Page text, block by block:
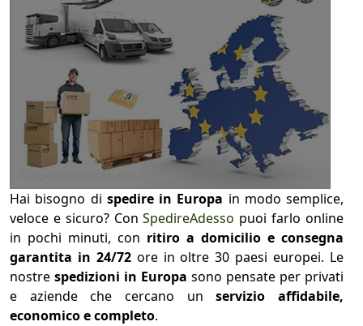
Hai bisogno di spedire in Europa in modo semplice,
veloce e sicuro? ConSpedireAdesso puoi farlo online
in pochi minuti, con ritiro a domicilio e consegna
garantita in 24/72ore in oltre 30 paesi europei. Le
nostre spedizioni in Europa sono pensate per privati
e aziende che cercano unservizio affidabile,
economico e completo.